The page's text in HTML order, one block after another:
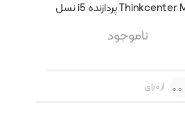
Thinkcenter M90 پردازنده i5 نسل
ناموجود
0.0 از 0 رای